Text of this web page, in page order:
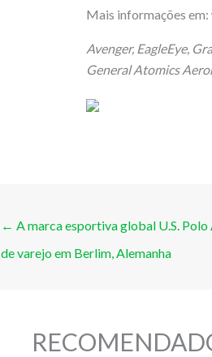
Mais informações
Avenger, EagleEye,
General Atomics
← A marca esportiva global U.S.
de varejo em Berlim, Alemanha